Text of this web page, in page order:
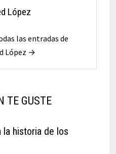
López
las entradas de
López →
TE GUSTE
historia de los